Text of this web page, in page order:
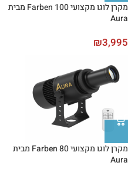
מקרן לוגו מקצועי Farben 100 מבית
Aura
₪3,995
מקרן לוגו מקצועי Farben 80 מבית
Aura